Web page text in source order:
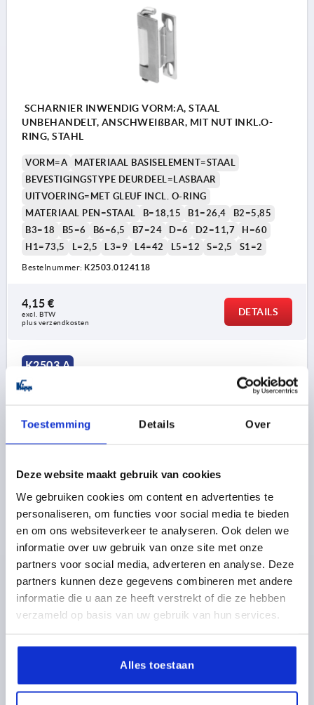
Toestemming Details Over
Deze website maakt gebruik van cookies
We gebruiken cookies om content en advertenties te
personaliseren, om functies voor social media te bieden
en om ons websiteverkeer te analyseren. Ook delen we
informatie over uw gebruik van onze site met onze
partners voor social media, adverteren en analyse. Deze
partners kunnen deze gegevens combineren met andere
informatie die u aan ze heeft verstrekt of die ze hebben
verzameld op basis van uw gebruik van hun services.
Alles toestaan
SCHARNIER INWENDIG VORM:A, STAAL
UNBEHANDELT, ANSCHWEIßBAR, MIT NUT INKL.O-
RING, STAHL
VORM=A
MATERIAAL BASISELEMENT=STAAL
BEVESTIGINGSTYPE DEURDEEL=LASBAAR
UITVOERING=MET GLEUF INCL. O-RING
MATERIAAL PEN=STAAL
B=18,15 B1=26,4
B2=5,85
B3=18
B5=6 B6=6,5 B7=24 D=6 D2=11,7
H=60
H1=73,5
L=2,5 L3=9 L4=42 L5=12 S=2,5 S1=2
Bestelnummer: K2503.0124118
4,15 €
excl. BTW
plus verzendkosten
DETAILS
K2503 A
SCHARNIER INWENDIG VORM:A, STAAL
UNBEHANDELT, ANSCHWEIßBAR, MIT NUT INKL.O-
RING, STAHL
VORM=A
MATERIAAL BASISELEMENT=STAAL
BEVESTIGINGSTYPE DEURDEEL=LASBAAR
UITVOERING=MET GLEUF INCL. O-RING
MATERIAAL PEN=STAAL
B=18,15 B1=32,4
B2=5,85
B3=24
B5=6 B6=6,5 B7=24 D=6 D2=11,7
H=60
H1=73,5
L=8,5 L3=9 L4=42 L5=12 S=2,5 S1=2
DETAILS